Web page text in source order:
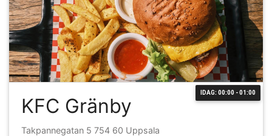
IDAG: 00:00 - 01:00
KFC Gränby
Takpannegatan 5 754 60 Uppsala